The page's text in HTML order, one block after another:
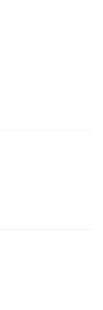
use .
blower
to remove the
brand and
blower